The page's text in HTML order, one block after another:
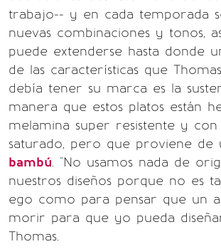
trabajo-- y en cada temporada
nuevas combinaciones y tonos,
puede extenderse hasta donde
de las características que
debía tener su marca es la
manera que estos platos están
melamina super resistente y
saturado, pero que proviene de
bambú. "No usamos nada de
nuestros diseños porque no es
ego como para pensar que un
morir para que yo pueda
Thomas.